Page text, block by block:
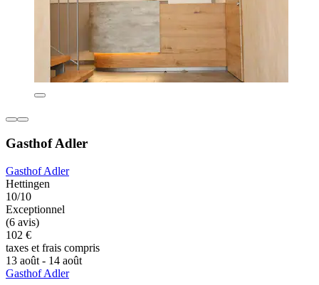
Gasthof Adler
Gasthof Adler
Hettingen
10/10
Exceptionnel
(6 avis)
102 €
taxes et frais compris
13 août - 14 août
Gasthof Adler